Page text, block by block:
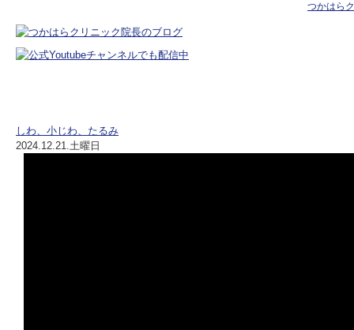
つかはら
しわ、小じわ、たるみ
2024.12.21.土曜日